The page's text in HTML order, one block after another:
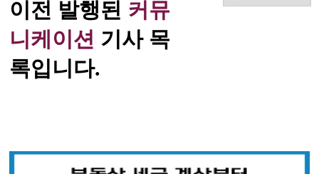
이전 발행된 커뮤
니케이션 기사 목
록입니다.